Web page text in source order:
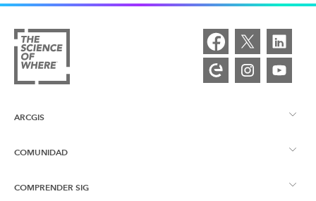
ARCGIS
Descripción general de ArcGIS
Representación cartográfica
COMUNIDAD
Comunidad de Esri
COMPRENDER SIG